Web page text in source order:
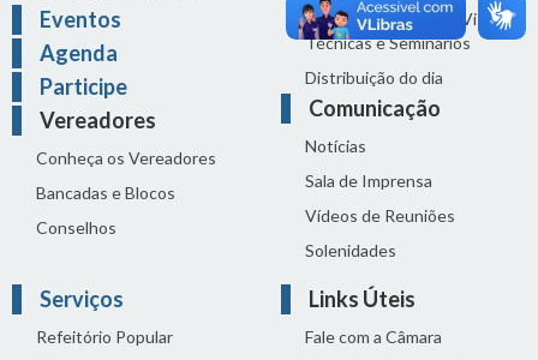
Eventos
Agenda
Participe
Vereadores
Conheça os Vereadores
Bancadas e Blocos
Conselhos
Audiências Públicas, Visitas
Técnicas e Seminários
Distribuição do dia
Comunicação
Notícias
Sala de Imprensa
Vídeos de Reuniões
Solenidades
Serviços
Refeitório Popular
Links Úteis
Fale com a Câmara